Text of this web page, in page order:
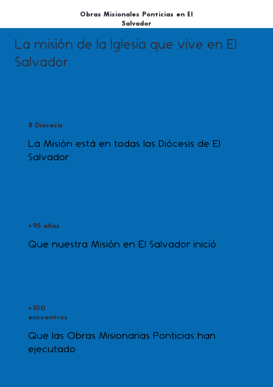
Obras Misionales Ponticias en El
Salvador
La misión de la Iglesia que vive en El
Salvador
La Misión está en todas las Diócesis de El
Salvador
8 Diócesis
Que nuestra Misión en El Salvador inició
+95 años
Que las Obras Misionarias Ponticias han
ejecutado
+100
encuentros